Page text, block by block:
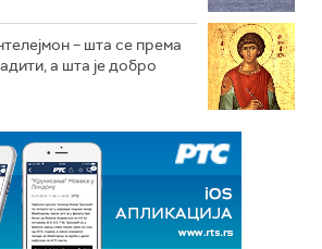
– шта се према
а шта је добро